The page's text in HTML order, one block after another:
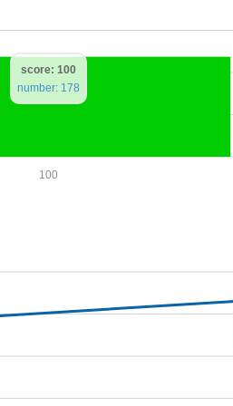
100
score: 100
number: 178